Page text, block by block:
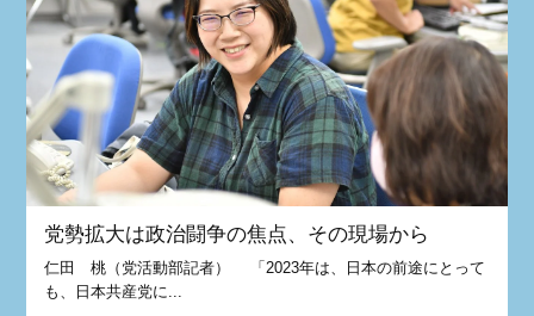
党勢拡大は政治闘争の焦点、その現場から
仁田 桃（党活動部記者） 「2023年は、日本の前途にとって
も、日本共産党に...